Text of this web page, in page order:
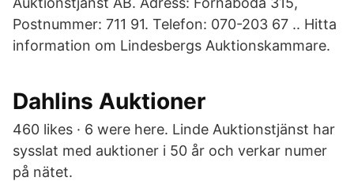
Postnummer: 711 91. Telefon: 070-203 67 .. Hitta
information om Lindesbergs Auktionskammare.
Dahlins Auktioner
460 likes · 6 were here. Linde Auktionstjänst har
sysslat med auktioner i 50 år och verkar numer
på nätet.